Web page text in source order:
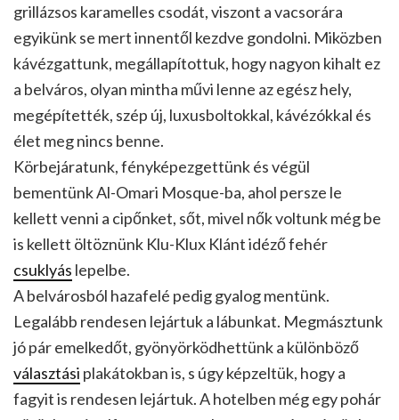
grillázsos karamelles csodát, viszont a vacsorára
egyikünk se mert innentől kezdve gondolni. Miközben
kávézgattunk, megállapítottuk, hogy nagyon kihalt ez
a belváros, olyan mintha művi lenne az egész hely,
megépítették, szép új, luxusboltokkal, kávézókkal és
élet meg nincs benne.
Körbejáratunk, fényképezgettünk és végül
bementünk Al-Omari Mosque-ba, ahol persze le
kellett venni a cipőnket, sőt, mivel nők voltunk még be
is kellett öltöznünk Klu-Klux Klánt idéző fehér
csuklyás lepelbe.
A belvárosból hazafelé pedig gyalog mentünk.
Legalább rendesen lejártuk a lábunkat. Megmásztunk
jó pár emelkedőt, gyönyörködhettünk a különböző
választási plakátokban is, s úgy képzeltük, hogy a
fagyit is rendesen lejártuk. A hotelben még egy pohár